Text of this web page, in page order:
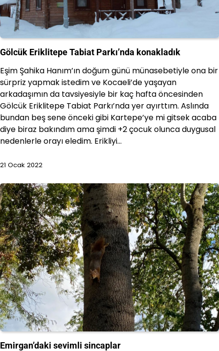
Gölcük Eriklitepe Tabiat Parkı’nda konakladık
Eşim Şahika Hanım’ın doğum günü münasebetiyle ona bir
sürpriz yapmak istedim ve Kocaeli’de yaşayan
arkadaşımın da tavsiyesiyle bir kaç hafta öncesinden
Gölcük Eriklitepe Tabiat Parkı’nda yer ayırttım. Aslında
bundan beş sene önceki gibi Kartepe’ye mi gitsek acaba
diye biraz bakındım ama şimdi +2 çocuk olunca duygusal
nedenlerle orayı eledim. Erikliyi…
21 Ocak 2022
Emirgan’daki sevimli sincaplar